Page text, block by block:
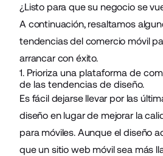
¿Listo para que su negocio se
A continuación, resaltamos
tendencias del comercio móvil
arrancar con éxito.
1. Prioriza una plataforma de
de las tendencias de diseño.
Es fácil dejarse llevar por las
diseño en lugar de mejorar la
para móviles. Aunque el diseño
que un sitio web móvil sea más